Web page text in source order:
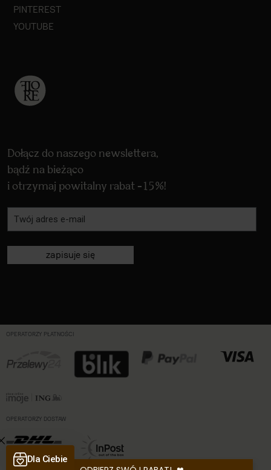
PINTEREST
YOUTUBE
Dołącz do naszego newslettera,
bądź na bieżąco
i otrzymaj powitalny rabat -15%!
zapisuje się
OPERATORZY PŁATNOŚCI
OPERATORZY DOSTAW